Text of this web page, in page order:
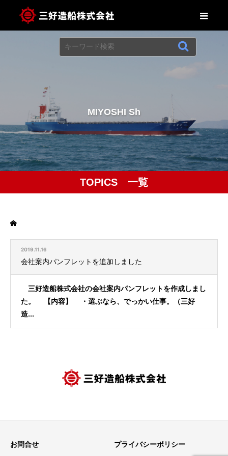
TOPICS 一覧
MIYOSHI Shi
2019.11.16
会社案内パンフレットを追加しました
三好造船株式会社の会社案内パンフレットを作成しまし
た。 【内容】 ・選ぶなら、でっかい仕事。（三好
造...
お問合せ プライバシーポリシー